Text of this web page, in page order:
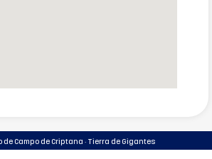
Campo de Criptana · Tierra de Gigantes